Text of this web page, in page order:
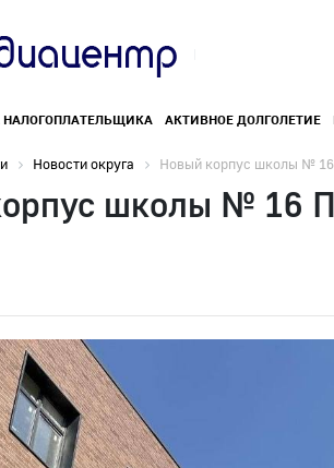
НАЛОГОПЛАТЕЛЬЩИКА АКТИВНОЕ ДОЛГОЛЕТИЕ
Новости округа Новый корпус школы №
школы № 16